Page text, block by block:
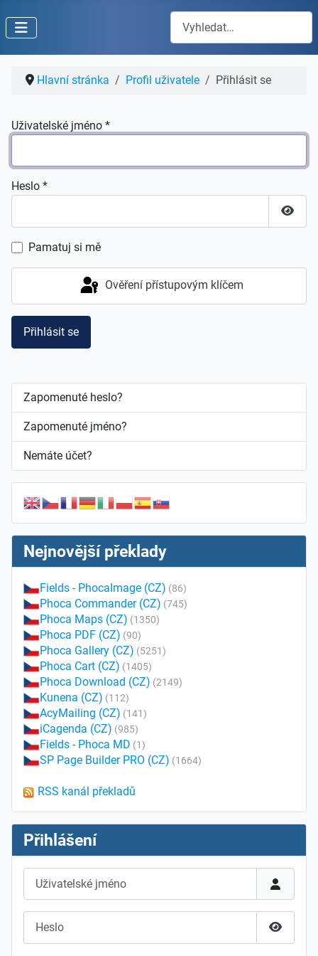
Hledat
Hlavní stránka Profil uživatele Přihlásit se
Uživatelské jméno *
Heslo *
Pamatuj si mě
Ověření přístupovým klíčem
Přihlásit se
Zapomenuté heslo?
Zapomenuté jméno?
Nemáte účet?
Nejnovější překlady
Fields - PhocaImage (CZ) (86)
Phoca Commander (CZ) (745)
Phoca Maps (CZ) (1350)
Phoca PDF (CZ) (90)
Phoca Gallery (CZ) (5251)
Phoca Cart (CZ) (1405)
Phoca Download (CZ) (2149)
Kunena (CZ) (112)
AcyMailing (CZ) (141)
iCagenda (CZ) (985)
Fields - Phoca MD (1)
SP Page Builder PRO (CZ) (1664)
RSS kanál překladů
Přihlášení